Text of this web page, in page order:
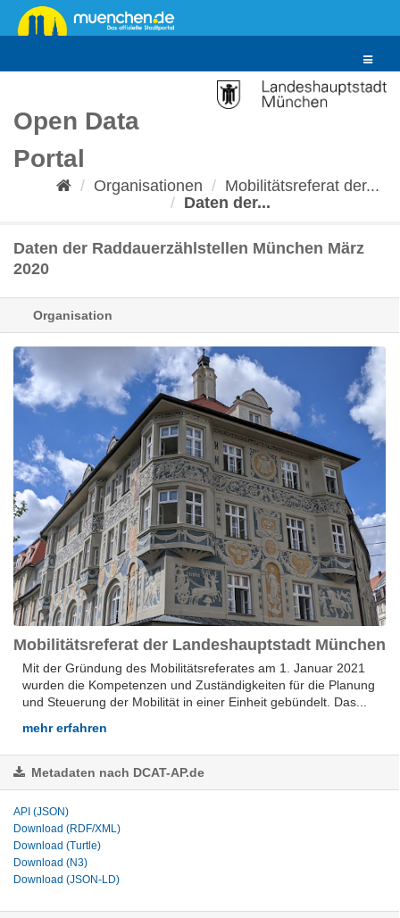
Überspringen
zum
Toggle
Open Data
Portal
Organisationen
Mobilitätsreferat der...
Daten der...
Daten der Raddauerzählstellen München März
2020
Organisation
Mobilitätsreferat der Landeshauptstadt München
Mit der Gründung des Mobilitätsreferates am 1. Januar 2021
wurden die Kompetenzen und Zuständigkeiten für die Planung
und Steuerung der Mobilität in einer Einheit gebündelt. Das...
mehr erfahren
Metadaten nach DCAT-AP.de
API (JSON)
Download (RDF/XML)
Download (Turtle)
Download (N3)
Download (JSON-LD)